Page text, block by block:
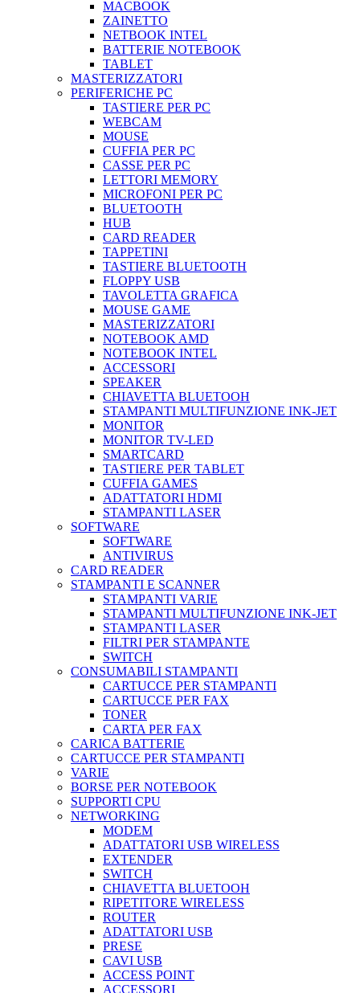
MACBOOK
ZAINETTO
NETBOOK INTEL
BATTERIE NOTEBOOK
TABLET
MASTERIZZATORI
PERIFERICHE PC
TASTIERE PER PC
WEBCAM
MOUSE
CUFFIA PER PC
CASSE PER PC
LETTORI MEMORY
MICROFONI PER PC
BLUETOOTH
HUB
CARD READER
TAPPETINI
TASTIERE BLUETOOTH
FLOPPY USB
TAVOLETTA GRAFICA
MOUSE GAME
MASTERIZZATORI
NOTEBOOK AMD
NOTEBOOK INTEL
ACCESSORI
SPEAKER
CHIAVETTA BLUETOOH
STAMPANTI MULTIFUNZIONE INK-JET
MONITOR
MONITOR TV-LED
SMARTCARD
TASTIERE PER TABLET
CUFFIA GAMES
ADATTATORI HDMI
STAMPANTI LASER
SOFTWARE
SOFTWARE
ANTIVIRUS
CARD READER
STAMPANTI E SCANNER
STAMPANTI VARIE
STAMPANTI MULTIFUNZIONE INK-JET
STAMPANTI LASER
FILTRI PER STAMPANTE
SWITCH
CONSUMABILI STAMPANTI
CARTUCCE PER STAMPANTI
CARTUCCE PER FAX
TONER
CARTA PER FAX
CARICA BATTERIE
CARTUCCE PER STAMPANTI
VARIE
BORSE PER NOTEBOOK
SUPPORTI CPU
NETWORKING
MODEM
ADATTATORI USB WIRELESS
EXTENDER
SWITCH
CHIAVETTA BLUETOOH
RIPETITORE WIRELESS
ROUTER
ADATTATORI USB
PRESE
CAVI USB
ACCESS POINT
ACCESSORI